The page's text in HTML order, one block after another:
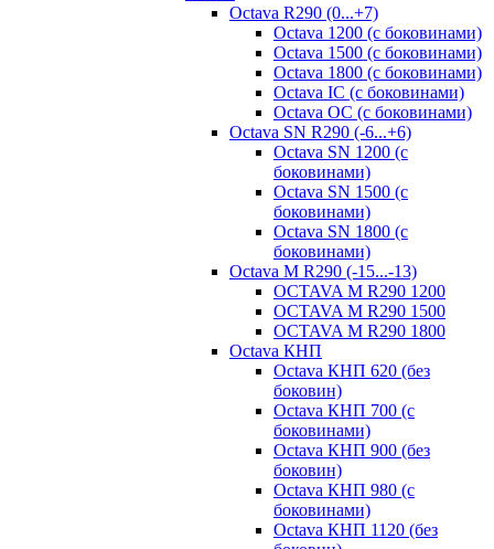
Octava R290 (0...+7)
Octava 1200 (с боковинами)
Octava 1500 (с боковинами)
Octava 1800 (с боковинами)
Octava IC (с боковинами)
Octava OC (с боковинами)
Octava SN R290 (-6...+6)
Octava SN 1200 (с
боковинами)
Octava SN 1500 (с
боковинами)
Octava SN 1800 (с
боковинами)
Octava M R290 (-15...-13)
OCTAVA M R290 1200
OCTAVA M R290 1500
OCTAVA M R290 1800
Octava КНП
Octava КНП 620 (без
боковин)
Octava КНП 700 (с
боковинами)
Octava КНП 900 (без
боковин)
Octava КНП 980 (с
боковинами)
Octava КНП 1120 (без